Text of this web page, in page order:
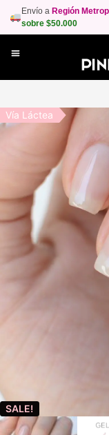
Envío a Región
sobre $50.000
Vía Láctea
SALE!